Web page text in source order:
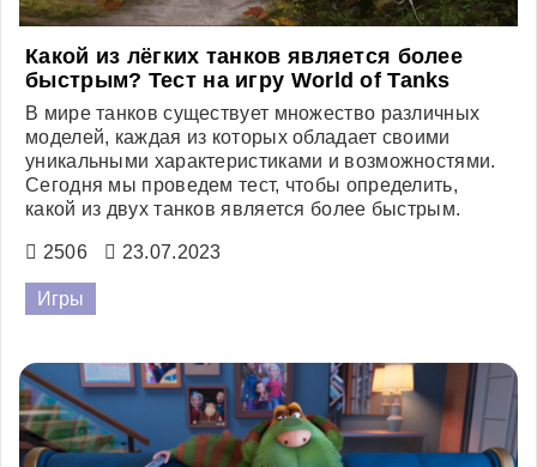
Какой из лёгких танков является более
быстрым? Тест на игру World of Tanks
В мире танков существует множество различных
моделей, каждая из которых обладает своими
уникальными характеристиками и возможностями.
Сегодня мы проведем тест, чтобы определить,
какой из двух танков является более быстрым.
2506 23.07.2023
Игры